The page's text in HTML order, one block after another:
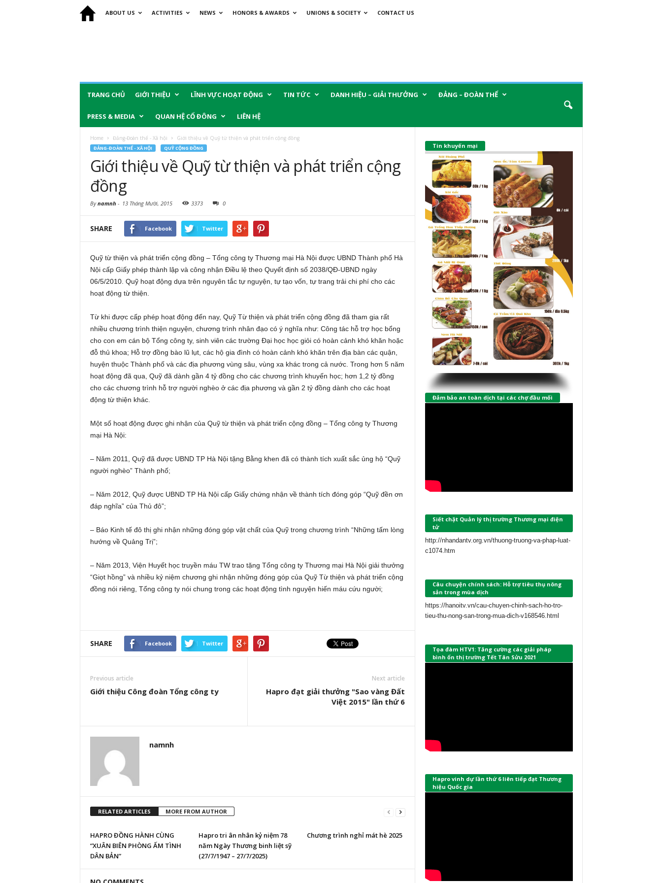
ABOUT US ACTIVITIES NEWS HONORS & AWARDS UNIONS & SOCIETY CONTACT US
TRANG CHỦ GIỚI THIỆU LĨNH VỰC HOẠT ĐỘNG TIN TỨC DANH HIỆU – GIẢI THƯỞNG ĐẢNG – ĐOÀN THỂ
PRESS & MEDIA QUAN HỆ CỔ ĐÔNG LIÊN HỆ
Home Đảng-Đoàn thể - Xã hội Giới thiệu về Quỹ từ thiện và phát triển cộng đồng
ĐẢNG-ĐOÀN THỂ - XÃ HỘI QUỸ CỘNG ĐỒNG
Giới thiệu về Quỹ từ thiện và phát triển cộng
đồng
Bynamnh - 13 Tháng Mười, 2015 3373 0
SHARE Facebook Twitter
Quỹ từ thiện và phát triển cộng đồng – Tổng công ty Thương mại Hà Nội được UBND Thành phố Hà
Nội cấp Giấy phép thành lập và công nhận Điều lệ theo Quyết định số 2038/QĐ-UBND ngày
06/5/2010. Quỹ hoạt động dựa trên nguyên tắc tự nguyện, tự tạo vốn, tự trang trải chi phí cho các
hoạt động từ thiện.
Từ khi được cấp phép hoạt động đến nay, Quỹ Từ thiện và phát triển cộng đồng đã tham gia rất
nhiều chương trình thiện nguyện, chương trình nhân đạo có ý nghĩa như: Công tác hỗ trợ học bổng
cho con em cán bộ Tổng công ty, sinh viên các trường Đại học học giỏi có hoàn cảnh khó khăn hoặc
đỗ thủ khoa; Hỗ trợ đồng bào lũ lụt, các hộ gia đình có hoàn cảnh khó khăn trên địa bàn các quận,
huyện thuộc Thành phố và các địa phương vùng sâu, vùng xa khác trong cả nước. Trong hơn 5 năm
hoạt động đã qua, Quỹ đã dành gần 4 tỷ đồng cho các chương trình khuyến học; hơn 1,2 tỷ đồng
cho các chương trình hỗ trợ người nghèo ở các địa phương và gần 2 tỷ đồng dành cho các hoạt
động từ thiện khác.
Một số hoạt động được ghi nhận của Quỹ từ thiện và phát triển cộng đồng – Tổng công ty Thương
mại Hà Nội:
– Năm 2011, Quỹ đã được UBND TP Hà Nội tặng Bằng khen đã có thành tích xuất sắc ủng hộ “Quỹ
người nghèo” Thành phố;
– Năm 2012, Quỹ được UBND TP Hà Nội cấp Giấy chứng nhận về thành tích đóng góp “Quỹ đền ơn
đáp nghĩa” của Thủ đô”;
– Báo Kinh tế đô thị ghi nhận những đóng góp vật chất của Quỹ trong chương trình “Những tấm lòng
hướng về Quảng Trị”;
– Năm 2013, Viện Huyết học truyền máu TW trao tặng Tổng công ty Thương mại Hà Nội giải thưởng
“Giọt hồng” và nhiều kỷ niệm chương ghi nhận những đóng góp của Quỹ Từ thiện và phát triển cộng
đồng nói riêng, Tổng công ty nói chung trong các hoạt động tình nguyện hiến máu cứu người;
SHARE Facebook Twitter
Previous article
Giới thiệu Công đoàn Tổng công ty
Next article
Hapro đạt giải thưởng "Sao vàng Đất
Việt 2015" lần thứ 6
namnh
RELATED ARTICLES MORE FROM AUTHOR
HAPRO ĐỒNG HÀNH CÙNG
“XUÂN BIÊN PHÒNG ẤM TÌNH
DÂN BẢN”
Hapro tri ân nhân kỷ niệm 78
năm Ngày Thương binh liệt sỹ
(27/7/1947 – 27/7/2025)
Chương trình nghỉ mát hè 2025
Tin khuyến mại
Đảm bảo an toàn dịch tại các chợ đầu mối
Siết chặt Quản lý thị trường Thương mại điện
tử
http://nhandantv.org.vn/thuong-truong-va-phap-luat-
c1074.htm
Câu chuyện chính sách: Hỗ trợ tiêu thụ nông
sản trong mùa dịch
https://hanoitv.vn/cau-chuyen-chinh-sach-ho-tro-
tieu-thu-nong-san-trong-mua-dich-v168546.html
Tọa đàm HTV1: Tăng cường các giải pháp
bình ổn thị trường Tết Tân Sửu 2021
Hapro vinh dự lần thứ 6 liên tiếp đạt Thương
hiệu Quốc gia